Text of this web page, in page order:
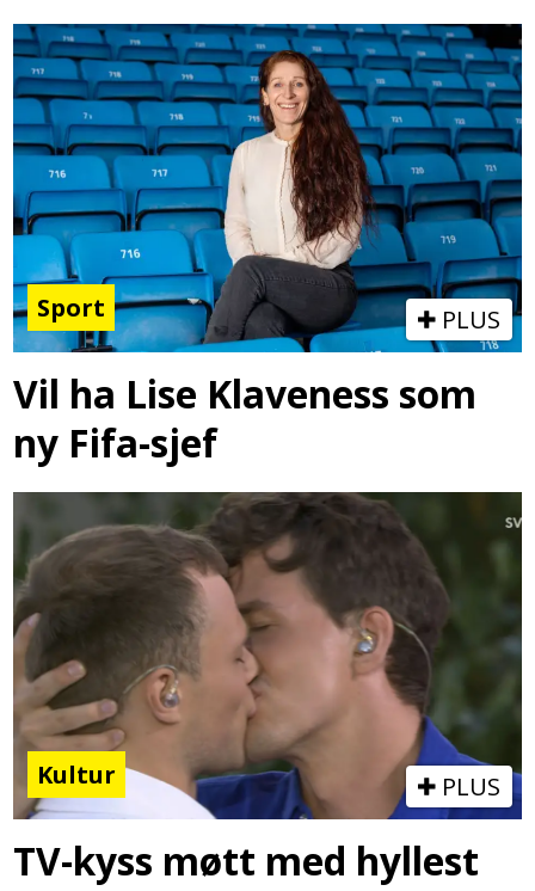
Sport PLUS
Vil ha Lise Klaveness som
ny Fifa-sjef
Kultur PLUS
TV-kyss møtt med hyllest